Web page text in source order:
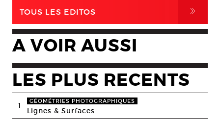
TOUS LES EDITOS ,
A VOIR AUSSI
LES PLUS RECENTS
1 GÉOMÉTRIES PHOTOGRAPHIQUES
Lignes & Surfaces